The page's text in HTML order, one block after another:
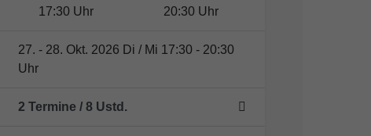
17:30 Uhr
20:30 Uhr
27. - 28. Okt. 2026 Di / Mi 17:30 - 20:30
Uhr
2 Termine / 8 Ustd.